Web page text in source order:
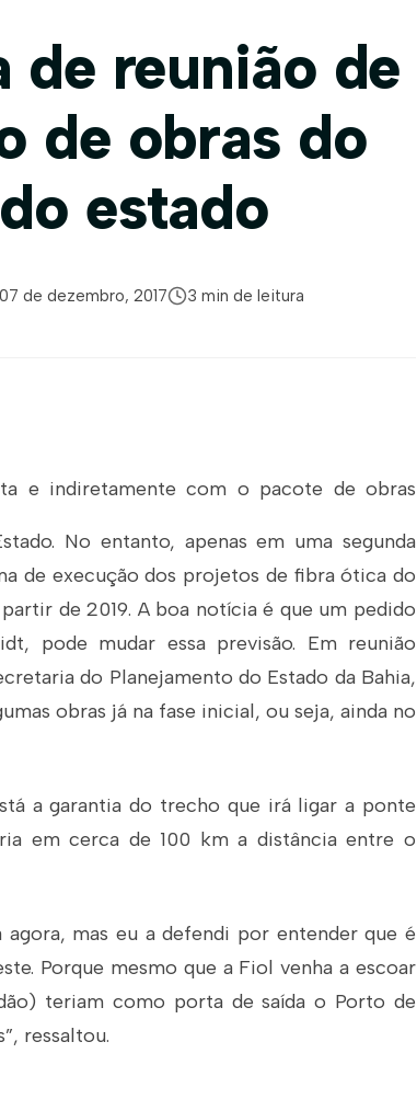
reunião de
de obras do
estado
07 de dezembro, 2017 3 min de leitura
e indiretamente com o pacote de obras
No entanto, apenas em uma segunda
de execução dos projetos de fibra ótica do
de 2019. A boa notícia é que um pedido
pode mudar essa previsão. Em reunião
do Planejamento do Estado da Bahia,
obras já na fase inicial, ou seja, ainda no
a garantia do trecho que irá ligar a ponte
em cerca de 100 km a distância entre o
agora, mas eu a defendi por entender que é
Porque mesmo que a Fiol venha a escoar
teriam como porta de saída o Porto de
ressaltou.